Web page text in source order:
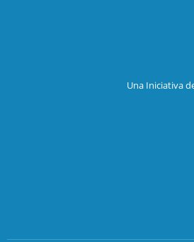
Una Iniciativa